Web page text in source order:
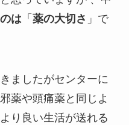
は「 薬の大切さ 」で
ましたがセンターに
薬や頭痛薬と同じよ
り良い生活が送れる